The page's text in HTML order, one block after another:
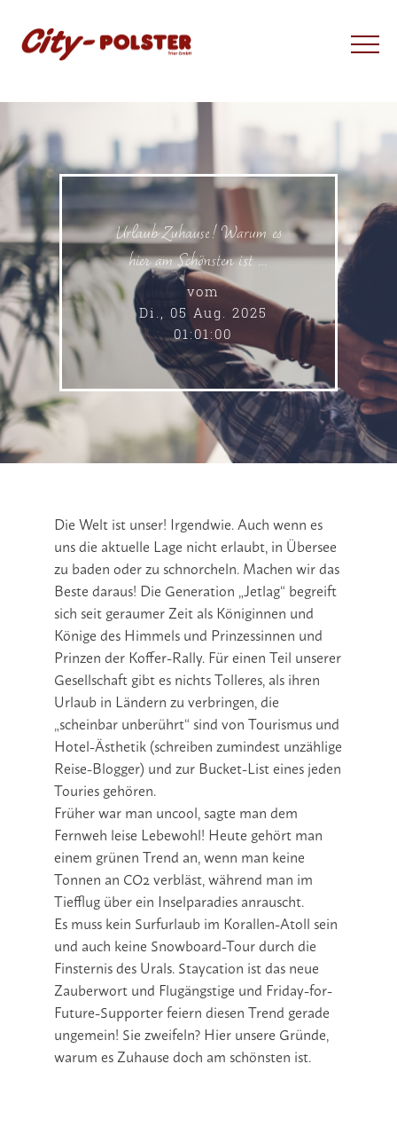
Urlaub Zuhause! Warum es
hier am Schönsten ist …
vom
Di., 05 Aug. 2025
01:01:00
Die Welt ist unser! Irgendwie. Auch wenn es
uns die aktuelle Lage nicht erlaubt, in Übersee
zu baden oder zu schnorcheln. Machen wir das
Beste daraus! Die Generation „Jetlag“ begreift
sich seit geraumer Zeit als Königinnen und
Könige des Himmels und Prinzessinnen und
Prinzen der Koffer-Rally. Für einen Teil unserer
Gesellschaft gibt es nichts Tolleres, als ihren
Urlaub in Ländern zu verbringen, die
„scheinbar unberührt“ sind von Tourismus und
Hotel-Ästhetik (schreiben zumindest unzählige
Reise-Blogger) und zur Bucket-List eines jeden
Touries gehören.
Früher war man uncool, sagte man dem
Fernweh leise Lebewohl! Heute gehört man
einem grünen Trend an, wenn man keine
Tonnen an CO2 verbläst, während man im
Tiefflug über ein Inselparadies anrauscht.
Es muss kein Surfurlaub im Korallen-Atoll sein
und auch keine Snowboard-Tour durch die
Finsternis des Urals. Staycation ist das neue
Zauberwort und Flugängstige und Friday-for-
Future-Supporter feiern diesen Trend gerade
ungemein! Sie zweifeln? Hier unsere Gründe,
warum es Zuhause doch am schönsten ist.